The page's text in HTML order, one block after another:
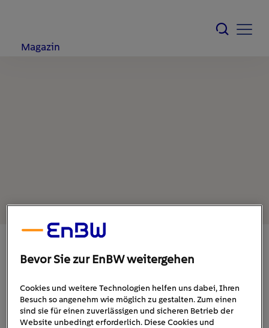
Magazin
8. Oktober 2020 1min
rolls-royce-cloud-motorhaube
Bevor Sie zur EnBW weitergehen
Cookies und weitere Technologien helfen uns dabei, Ihren
Besuch so angenehm wie möglich zu gestalten. Zum einen
sind sie für einen zuverlässigen und sicheren Betrieb der
Website unbedingt erforderlich. Diese Cookies und